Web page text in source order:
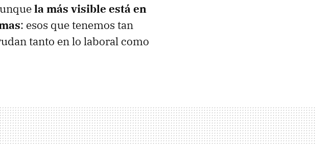
la más visible está en
: esos que tenemos tan
tanto en lo laboral como